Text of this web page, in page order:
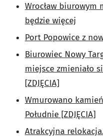
Wrocław biurowym
będzie więcej
Port Popowice z
Biurowiec Nowy
miejsce zmieniało
[ZDJĘCIA]
Wmurowano
Południe [ZDJĘCIA]
Atrakcyjna